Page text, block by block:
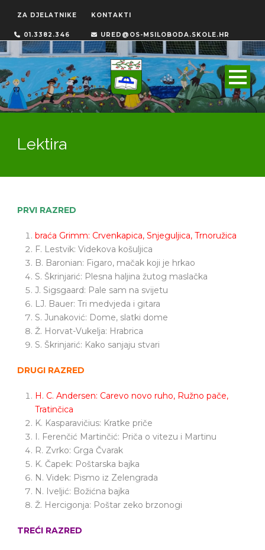
ZA DJELATNIKE KONTAKTI
01.3382.346 URED@OS-MSILOBODA.SKOLE.HR
Lektira
PRVI RAZRED
braća Grimm: Crvenkapica, Snjeguljica, Trnoružica
F. Lestvik: Videkova košuljica
B. Baronian: Figaro, mačak koji je hrkao
S. Škrinjarić: Plesna haljina žutog maslačka
J. Sigsgaard: Pale sam na svijetu
LJ. Bauer: Tri medvjeda i gitara
S. Junaković: Dome, slatki dome
Ž. Horvat-Vukelja: Hrabrica
S. Škrinjarić: Kako sanjaju stvari
DRUGI RAZRED
H. C. Andersen: Carevo novo ruho, Ružno pače,
Tratinčica
K. Kasparavičius: Kratke priče
I. Ferenčić Martinčić: Priča o vitezu i Martinu
R. Zvrko: Grga Čvarak
K. Čapek: Poštarska bajka
N. Videk: Pismo iz Zelengrada
N. Iveljić: Božićna bajka
Ž. Hercigonja: Poštar zeko brzonogi
TREĆI RAZRED